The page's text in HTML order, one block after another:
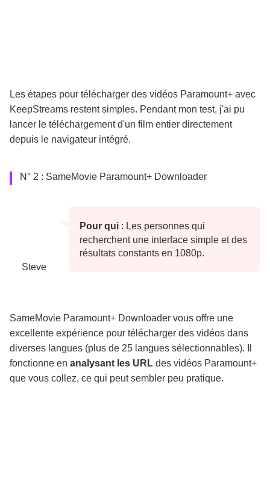
Les étapes pour télécharger des vidéos Paramount+ avec
KeepStreams restent simples. Pendant mon test, j'ai pu
lancer le téléchargement d'un film entier directement
depuis le navigateur intégré.
N° 2 : SameMovie Paramount+ Downloader
Steve
Pour qui : Les personnes qui
recherchent une interface simple et des
résultats constants en 1080p.
SameMovie Paramount+ Downloader vous offre une
excellente expérience pour télécharger des vidéos dans
diverses langues (plus de 25 langues sélectionnables). Il
fonctionne en analysant les URL des vidéos Paramount+
que vous collez, ce qui peut sembler peu pratique.